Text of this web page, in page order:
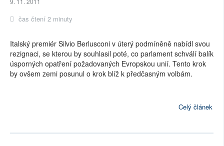
čas čtení 2 minuty
Italský premiér Silvio Berlusconi v úterý podmíněně nabídl svou
rezignaci, se kterou by souhlasil poté, co parlament schválí balík
úsporných opatření požadovaných Evropskou unií. Tento krok
by ovšem zemi posunul o krok blíž k předčasným volbám.
Celý článek